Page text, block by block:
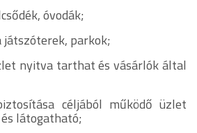
óvodák;
parkok;
nyitva tarthat és vásárlók által
céljából működő üzlet
látogatható;